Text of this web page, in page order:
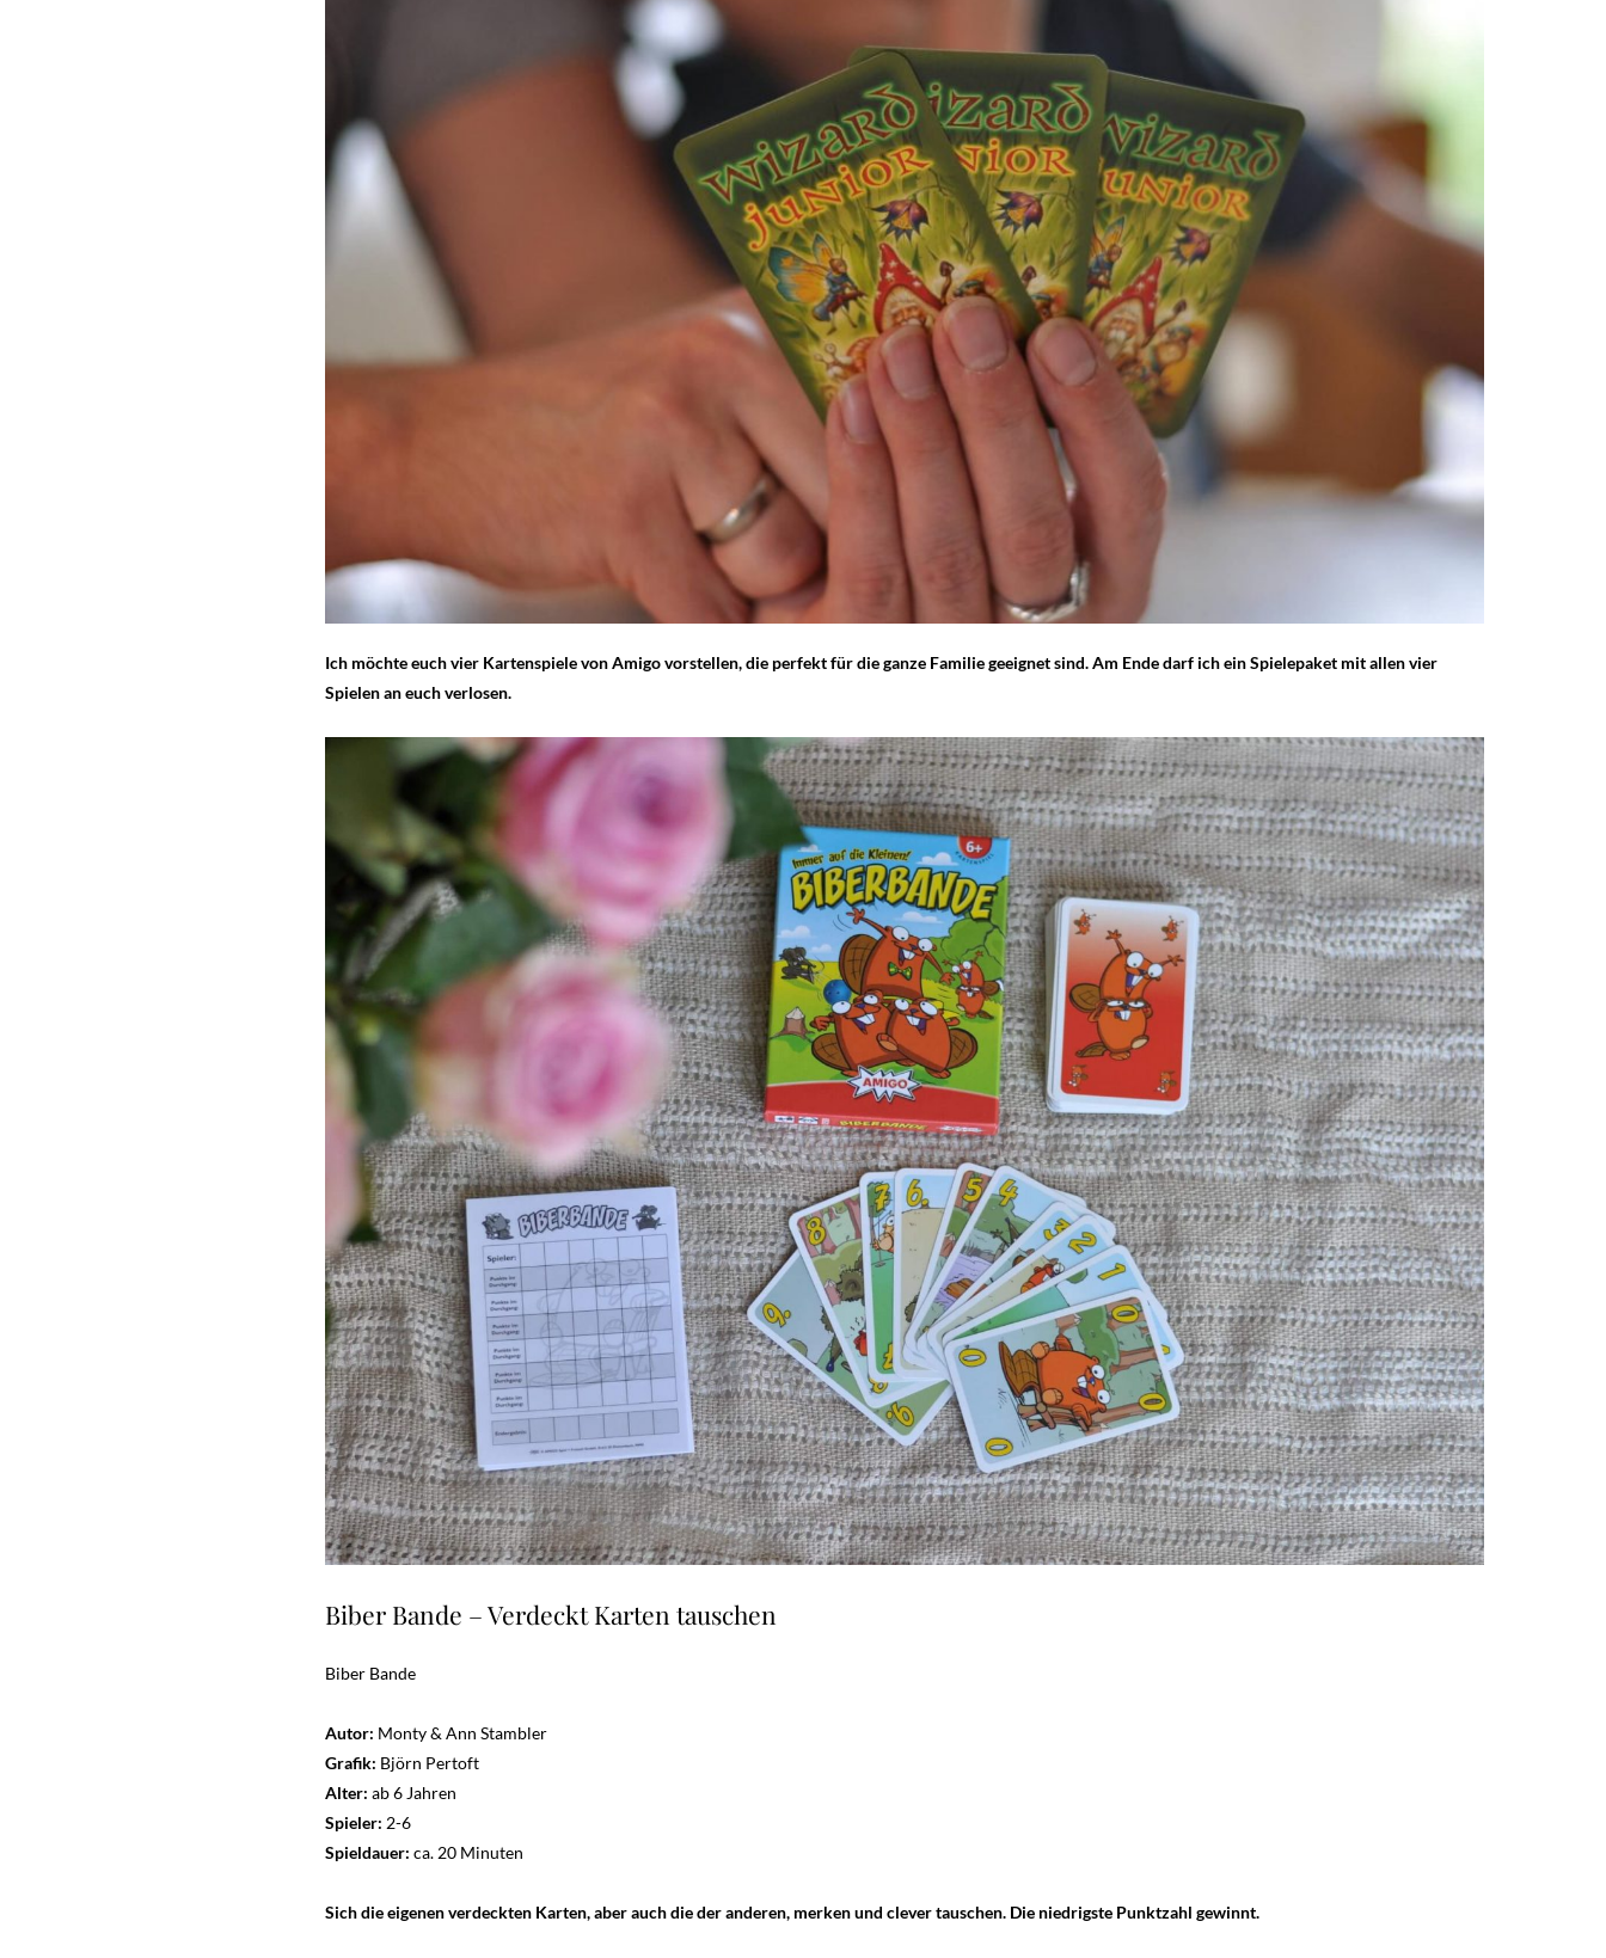
Ich möchte euch vier Kartenspiele von Amigo vorstellen, die perfekt für die ganze Familie geeignet sind. Am Ende darf ich ein Spielepaket mit allen vier
Spielen an euch verlosen.
Biber Bande – Verdeckt Karten tauschen
Biber Bande
Autor: Monty & Ann Stambler
Grafik: Björn Pertoft
Alter: ab 6 Jahren
Spieler: 2-6
Spieldauer: ca. 20 Minuten
Sich die eigenen verdeckten Karten, aber auch die der anderen, merken und clever tauschen. Die niedrigste Punktzahl gewinnt.